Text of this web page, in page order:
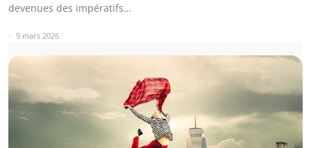
devenues des impératifs…
9 mars 2026